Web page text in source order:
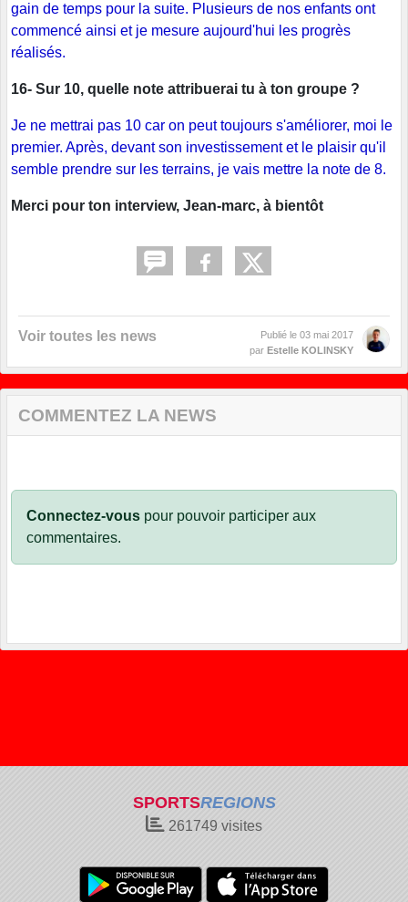
gain de temps pour la suite. Plusieurs de nos enfants ont
commencé ainsi et je mesure aujourd'hui les progrès
réalisés.
16- Sur 10, quelle note attribuerai tu à ton groupe ?
Je ne mettrai pas 10 car on peut toujours s'améliorer, moi le
premier. Après, devant son investissement et le plaisir qu'il
semble prendre sur les terrains, je vais mettre la note de 8.
Merci pour ton interview, Jean-marc, à bientôt
Voir toutes les news Publié le 03 mai 2017
par Estelle KOLINSKY
COMMENTEZ LA NEWS
Connectez-vous pour pouvoir participer aux
commentaires.
SPORTSREGIONS
261749 visites